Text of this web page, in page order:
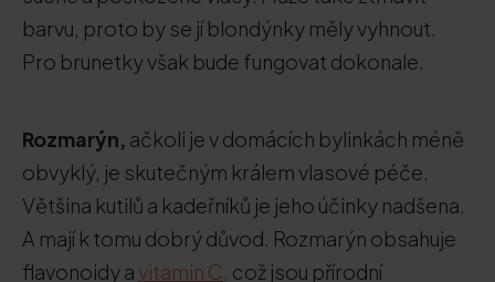
barvu, proto by se jí blondýnky měly vyhnout.
Pro brunetky však bude fungovat dokonale.
Rozmarýn, ačkoli je v domácích bylinkách méně
obvyklý, je skutečným králem vlasové péče.
Většina kutilů a kadeřníků je jeho účinky nadšena.
A mají k tomu dobrý důvod. Rozmarýn obsahuje
flavonoidy a vitamin C, což jsou přírodní